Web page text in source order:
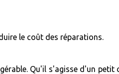
le coût des réparations.
Qu'il s'agisse d'un petit